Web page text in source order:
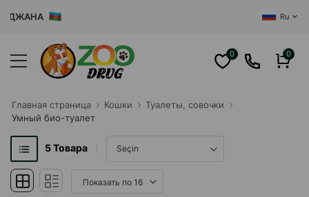
Ru
0 0
Главная cтраница Кошки
Туалеты, совочки
Умный био-туалет
5Товара